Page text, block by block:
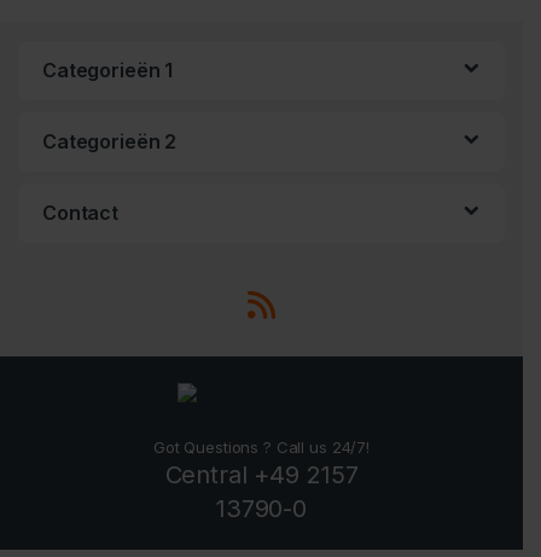
Categorieën 1
Categorieën 2
Contact
Got Questions ? Call us 24/7!
Central +49 2157
13790-0